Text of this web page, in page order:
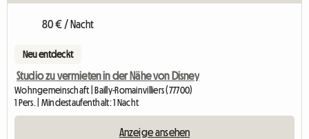
80 € / Nacht
Neu entdeckt
Studio zu vermieten in der Nähe von Disney
Wohngemeinschaft | Bailly-Romainvilliers (77700)
1 Pers. | Mindestaufenthalt: 1 Nacht
Anzeige ansehen